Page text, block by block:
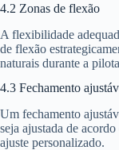
4.2 Zonas de flexão
A flexibilidade
de flexão
naturais durante a
4.3 Fechamento
Um fechamento
seja ajustada de
ajuste personalizado.